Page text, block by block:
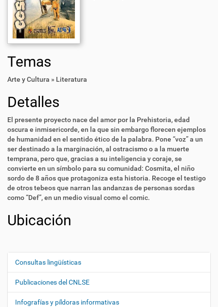
Temas
Arte y Cultura » Literatura
Detalles
El presente proyecto nace del amor por la Prehistoria, edad
oscura e inmisericorde, en la que sin embargo florecen ejemplos
de humanidad en el sentido ético de la palabra. Pone “voz” a un
ser destinado a la marginación, al ostracismo o a la muerte
temprana, pero que, gracias a su inteligencia y coraje, se
convierte en un símbolo para su comunidad: Cosmita, el niño
sordo de 8 años que protagoniza esta historia. Recoge el testigo
de otros tebeos que narran las andanzas de personas sordas
como “Def”, en un medio visual como el comic.
Ubicación
N
e
Consultas lingüísticas
Publicaciones del CNLSE
Infografías y píldoras informativas